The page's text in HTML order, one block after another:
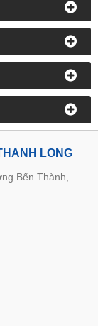
LONG
Bến Thành,